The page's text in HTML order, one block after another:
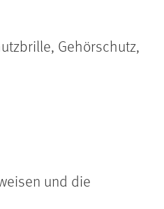
Gehörschutz,
und die